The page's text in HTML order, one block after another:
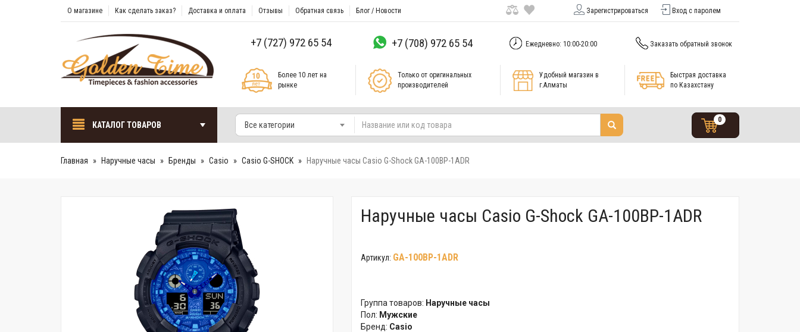
О магазине Как сделать заказ? Доставка и оплата Отзывы Обратная связь Блог / Новости Зарегистрироваться Вход с паролем
+7 (727) 972 65 54 +7 (708) 972 65 54 Ежедневно: 10:00-20:00 Заказать обратный звонок
Более 10 лет на
рынке
Только от оригинальных
производителей
Удобный магазин в
г.Алматы
Быстрая доставка
по Казахстану
КАТАЛОГ ТОВАРОВ Все категории
0
Главная Наручные часы Бренды Casio Casio G-SHOCK Наручные часы Casio G-Shock GA-100BP-1ADR
Наручные часы Casio G-Shock GA-100BP-1ADR
Артикул: GA-100BP-1ADR
Группа товаров: Наручные часы
Пол: Мужские
Бренд: Casio